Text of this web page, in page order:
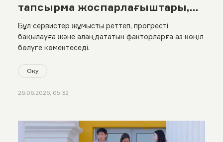
тапсырма жоспарлағыштары,
әдет трекерлері және
әлеуметтік желілерді
бұғаттайтын сервистер
Бұл сервистер жұмысты реттеп, прогресті
бақылауға және алаңдататын факторларға аз көңіл
бөлуге көмектеседі.
Оқу
26.06.2026, 05:32